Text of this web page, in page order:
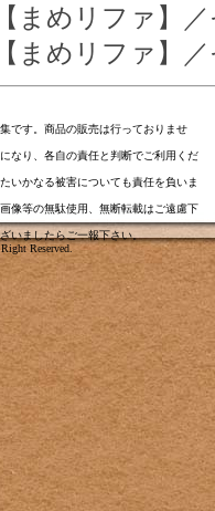
まめリファ】
まめリファ】
です。商品の販売は行っておりませ
なり、各自の責任と判断でご利用くだ
いかなる被害についても責任を負いま
像等の無駄使用、無断転載はご遠慮下
いましたら ご一報下さい
Reserved.